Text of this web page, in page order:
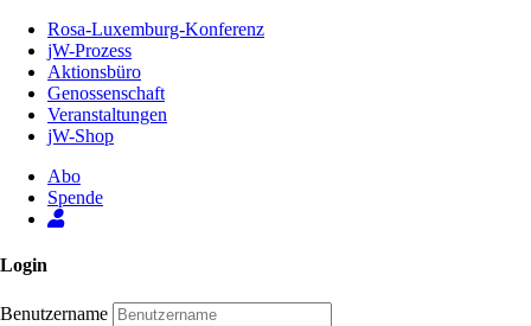
Inhalt
Seite
Rosa-Luxemburg-Konferenz
jW-Prozess
Aktionsbüro
Genossenschaft
Veranstaltungen
jW-Shop
Abo
Spende
Login
Benutzername